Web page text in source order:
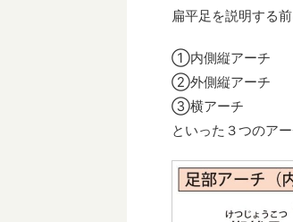
扁平足を説明する
①内側縦アーチ
②外側縦アーチ
③横アーチ
といった３つのア